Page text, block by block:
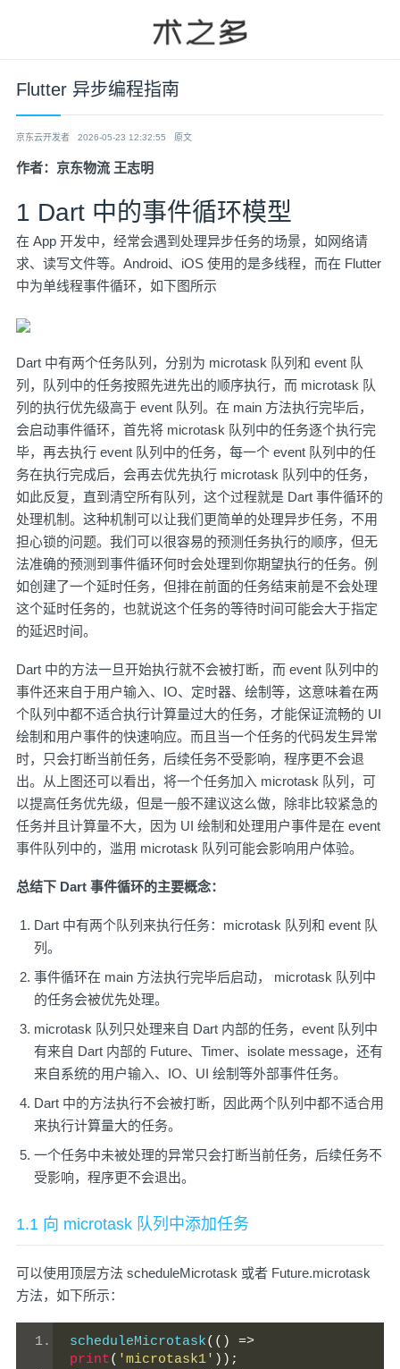
Flutter 异步编程指南
京东云开发者 2026-05-23 12:32:55 原文
作者：京东物流 王志明
1 Dart 中的事件循环模型
在 App 开发中，经常会遇到处理异步任务的场景，如网络请
求、读写文件等。Android、iOS 使用的是多线程，而在 Flutter
中为单线程事件循环，如下图所示
Dart 中有两个任务队列，分别为 microtask 队列和 event 队
列，队列中的任务按照先进先出的顺序执行，而 microtask 队
列的执行优先级高于 event 队列。在 main 方法执行完毕后，
会启动事件循环，首先将 microtask 队列中的任务逐个执行完
毕，再去执行 event 队列中的任务，每一个 event 队列中的任
务在执行完成后，会再去优先执行 microtask 队列中的任务，
如此反复，直到清空所有队列，这个过程就是 Dart 事件循环的
处理机制。这种机制可以让我们更简单的处理异步任务，不用
担心锁的问题。我们可以很容易的预测任务执行的顺序，但无
法准确的预测到事件循环何时会处理到你期望执行的任务。例
如创建了一个延时任务，但排在前面的任务结束前是不会处理
这个延时任务的，也就说这个任务的等待时间可能会大于指定
的延迟时间。
Dart 中的方法一旦开始执行就不会被打断，而 event 队列中的
事件还来自于用户输入、IO、定时器、绘制等，这意味着在两
个队列中都不适合执行计算量过大的任务，才能保证流畅的 UI
绘制和用户事件的快速响应。而且当一个任务的代码发生异常
时，只会打断当前任务，后续任务不受影响，程序更不会退
出。从上图还可以看出，将一个任务加入 microtask 队列，可
以提高任务优先级，但是一般不建议这么做，除非比较紧急的
任务并且计算量不大，因为 UI 绘制和处理用户事件是在 event
事件队列中的，滥用 microtask 队列可能会影响用户体验。
总结下 Dart 事件循环的主要概念：
Dart 中有两个队列来执行任务：microtask 队列和 event 队
列。
事件循环在 main 方法执行完毕后启动， microtask 队列中
的任务会被优先处理。
microtask 队列只处理来自 Dart 内部的任务，event 队列中
有来自 Dart 内部的 Future、Timer、isolate message，还有
来自系统的用户输入、IO、UI 绘制等外部事件任务。
Dart 中的方法执行不会被打断，因此两个队列中都不适合用
来执行计算量大的任务。
一个任务中未被处理的异常只会打断当前任务，后续任务不
受影响，程序更不会退出。
1.1 向 microtask 队列中添加任务
可以使用顶层方法 scheduleMicrotask 或者 Future.microtask
方法，如下所示：
scheduleMicrotask(()
=>
print( 'microtask1' ));